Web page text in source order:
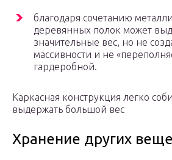
благодаря сочетанию
деревянных полок может
значительные вес, но не
массивности и не
гардеробной.
Каркасная конструкция легко
выдержать большой вес
Хранение других